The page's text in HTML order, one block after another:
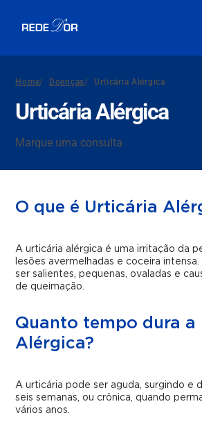
Home/ Doenças/ Urticária Alérgica
Urticária Alérgica
Marque uma consulta
O que é Urticária
A urticária alérgica é uma irritação da
lesões avermelhadas e coceira
ser salientes, pequenas, ovaladas e
de queimação.
Quanto tempo dura a
Alérgica?
A urticária pode ser aguda, surgindo e
seis semanas, ou crônica, quando
vários anos.